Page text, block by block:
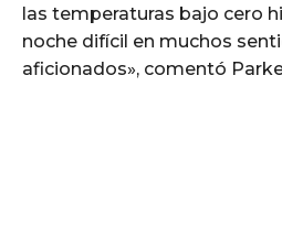
las temperaturas bajo cero
noche difícil en muchos
aficionados», comentó